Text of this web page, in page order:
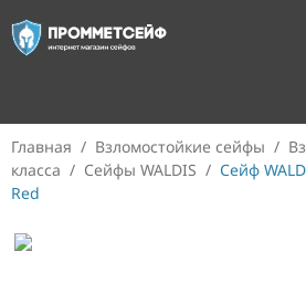
Главная / Взломостойкие сейфы /
класса / Сейфы WALDIS / Сейф
Red